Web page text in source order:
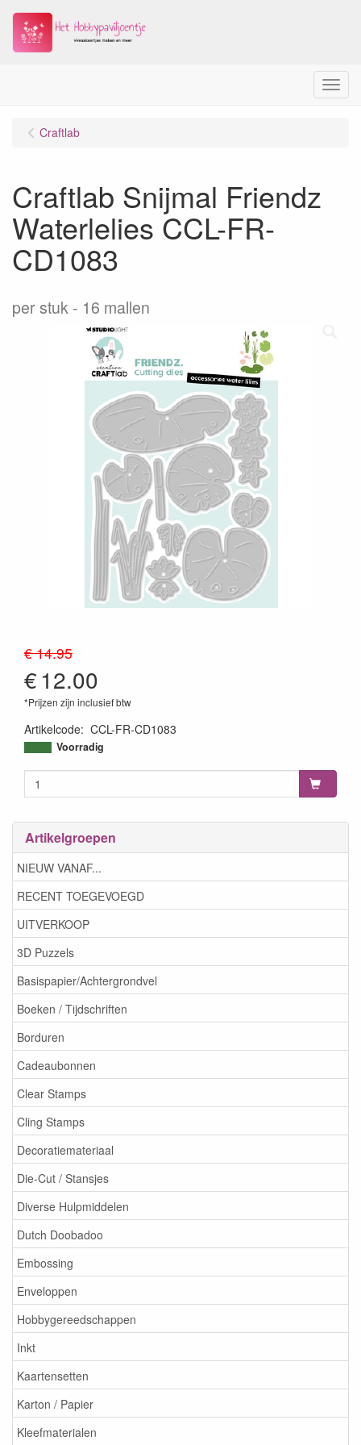
Menu
Artikelgroepen
NIEUW VANAF...
RECENT TOEGEVOEGD
UITVERKOOP
3D Puzzels
Basispapier/Achtergrondvel
Boeken / Tijdschriften
Borduren
Cadeaubonnen
Clear Stamps
Cling Stamps
Decoratiemateriaal
Die-Cut / Stansjes
Diverse Hulpmiddelen
Dutch Doobadoo
Embossing
Enveloppen
Hobbygereedschappen
Inkt
Kaartensetten
Karton / Papier
Kleefmaterialen
Craftlab
Craftlab Snijmal Friendz
Waterlelies CCL-FR-
CD1083
per stuk 16 mallen
€ 14.95
€12.00
*Prijzen zijn inclusief btw
Artikelcode: CCL-FR-CD1083
8713943165942
Voorradig